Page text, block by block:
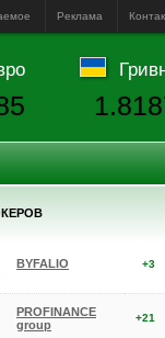
Реклама
BYFALIO +3
PROFINANCE
group
+21